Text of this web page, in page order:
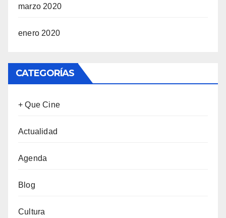
marzo 2020
enero 2020
CATEGORÍAS
+ Que Cine
Actualidad
Agenda
Blog
Cultura